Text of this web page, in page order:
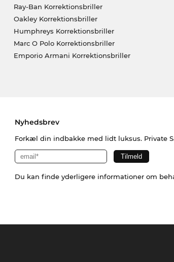
Ray-Ban Korrektionsbriller
Oakley Korrektionsbriller
Humphreys Korrektionsbriller
Marc O Polo Korrektionsbriller
Emporio Armani Korrektionsbriller
Nyhedsbrev
Forkæl din indbakke med lidt luksus. Private
Du kan finde yderligere informationer om